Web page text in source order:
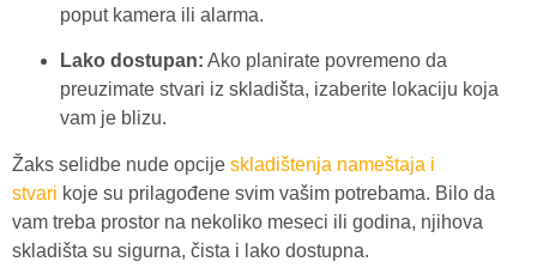
poput kamera ili alarma.
Lako dostupan: Ako planirate povremeno da
preuzimate stvari iz skladišta, izaberite lokaciju koja
vam je blizu.
Žaks selidbe nude opcije skladištenja nameštaja i
stvari koje su prilagođene svim vašim potrebama. Bilo da
vam treba prostor na nekoliko meseci ili godina, njihova
skladišta su sigurna, čista i lako dostupna.